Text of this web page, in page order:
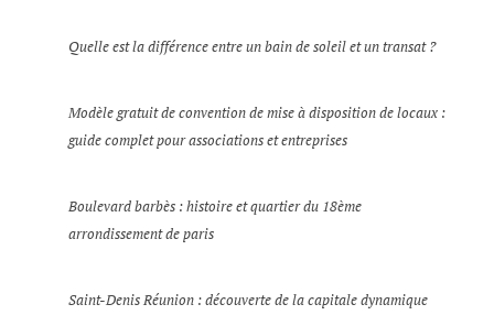
Quelle est la différence entre un bain de soleil et un transat ?
Modèle gratuit de convention de mise à disposition de locaux :
guide complet pour associations et entreprises
Boulevard barbès : histoire et quartier du 18ème
arrondissement de paris
Saint-Denis Réunion : découverte de la capitale dynamique